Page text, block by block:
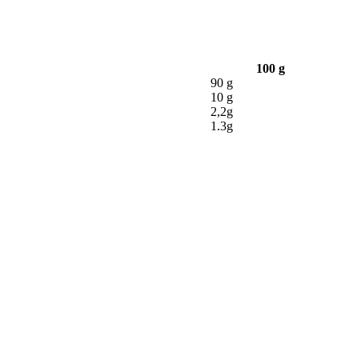
100 g
90 g
10 g
2,2g
1.3g